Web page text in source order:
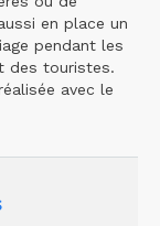
en place un
pendant les
des touristes.
avec le